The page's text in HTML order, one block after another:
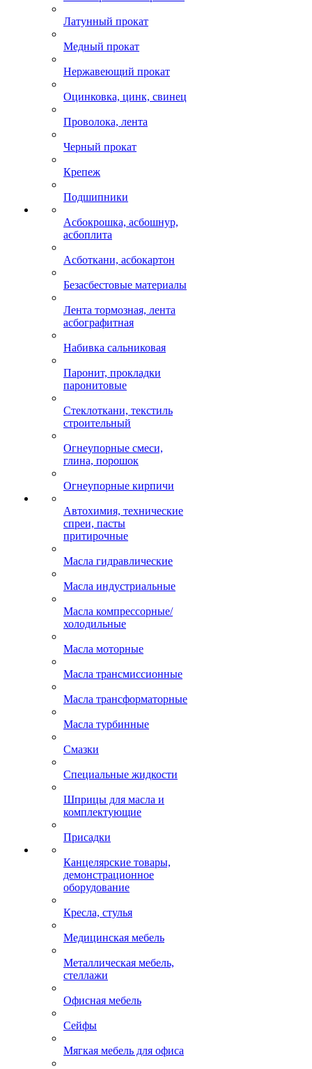
Латунный прокат
Медный прокат
Нержавеющий прокат
Оцинковка, цинк, свинец
Проволока, лента
Черный прокат
Крепеж
Подшипники
Асбокрошка, асбошнур,
асбоплита
Асботкани, асбокартон
Безасбестовые материалы
Лента тормозная, лента
асбографитная
Набивка сальниковая
Паронит, прокладки
паронитовые
Стеклоткани, текстиль
строительный
Огнеупорные смеси,
глина, порошок
Огнеупорные кирпичи
Автохимия, технические
спреи, пасты
притирочные
Масла гидравлические
Масла индустриальные
Масла компрессорные/
холодильные
Масла моторные
Масла трансмиссионные
Масла трансформаторные
Масла турбинные
Смазки
Специальные жидкости
Шприцы для масла и
комплектующие
Присадки
Канцелярские товары,
демонстрационное
оборудование
Кресла, стулья
Медицинская мебель
Металлическая мебель,
стеллажи
Офисная мебель
Сейфы
Мягкая мебель для офиса